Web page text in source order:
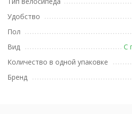
Удобство
Пол
Вид
С
Количество в одной упаковке
Бренд